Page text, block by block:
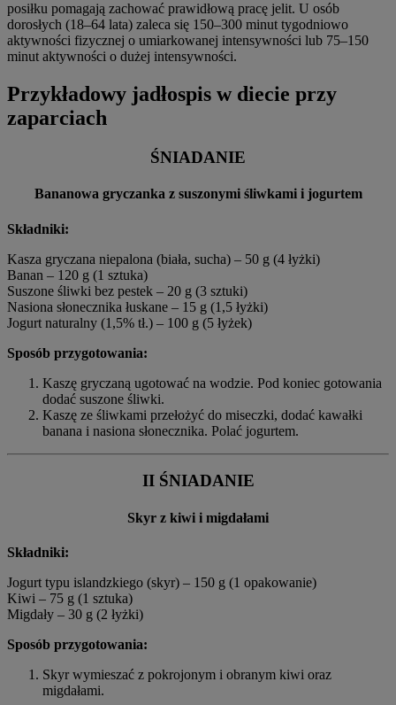
posiłku pomagają zachować prawidłową pracę jelit. U osób
dorosłych (18–64 lata) zaleca się 150–300 minut tygodniowo
aktywności fizycznej o umiarkowanej intensywności lub 75–150
minut aktywności o dużej intensywności.
Przykładowy jadłospis w diecie przy
zaparciach
ŚNIADANIE
Bananowa gryczanka z suszonymi śliwkami i jogurtem
Składniki:
Kasza gryczana niepalona (biała, sucha) – 50 g (4 łyżki)
Banan – 120 g (1 sztuka)
Suszone śliwki bez pestek – 20 g (3 sztuki)
Nasiona słonecznika łuskane – 15 g (1,5 łyżki)
Jogurt naturalny (1,5% tł.) – 100 g (5 łyżek)
Sposób przygotowania:
Kaszę gryczaną ugotować na wodzie. Pod koniec gotowania
dodać suszone śliwki.
Kaszę ze śliwkami przełożyć do miseczki, dodać kawałki
banana i nasiona słonecznika. Polać jogurtem.
II ŚNIADANIE
Skyr z kiwi i migdałami
Składniki:
Jogurt typu islandzkiego (skyr) – 150 g (1 opakowanie)
Kiwi – 75 g (1 sztuka)
Migdały – 30 g (2 łyżki)
Sposób przygotowania:
Skyr wymieszać z pokrojonym i obranym kiwi oraz
migdałami.